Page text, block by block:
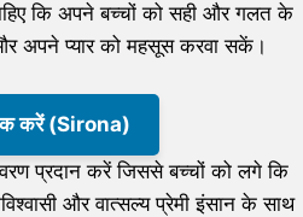
कि अपने बच्चों को सही और गलत के
अपने प्यार को महसूस करवा सकें।
करें (Sirona)
प्रदान करें जिससे बच्चों को लगे कि
और वात्सल्य प्रेमी इंसान के साथ